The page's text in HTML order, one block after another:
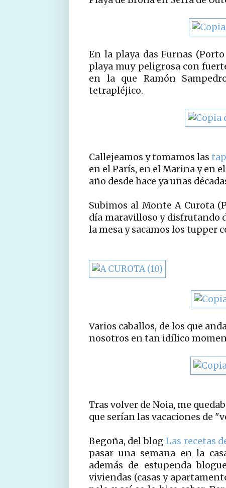
En la playa das Furnas
playa muy peligrosa con
en la que Ramón
tetrapléjico.
Callejeamos y tomamos las
en el París, en el Marina y en
año desde hace ya unas
Subimos al Monte A Curota
día maravilloso y disfrutando
la mesa y sacamos los tupper
Varios caballos, de los que
nosotros en tan idílico
Tras volver de Noia, me
que serían las vacaciones de
Begoña, del blogLas recetas
pasar una semana en la
además de estupenda
viviendas (casas y